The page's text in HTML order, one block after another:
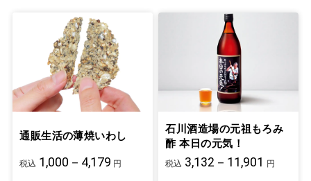
通販生活の薄焼いわし
税込 1,000－4,179 円
石川酒造場の元祖もろみ
酢 本日の元気！
税込 3,132－11,901 円